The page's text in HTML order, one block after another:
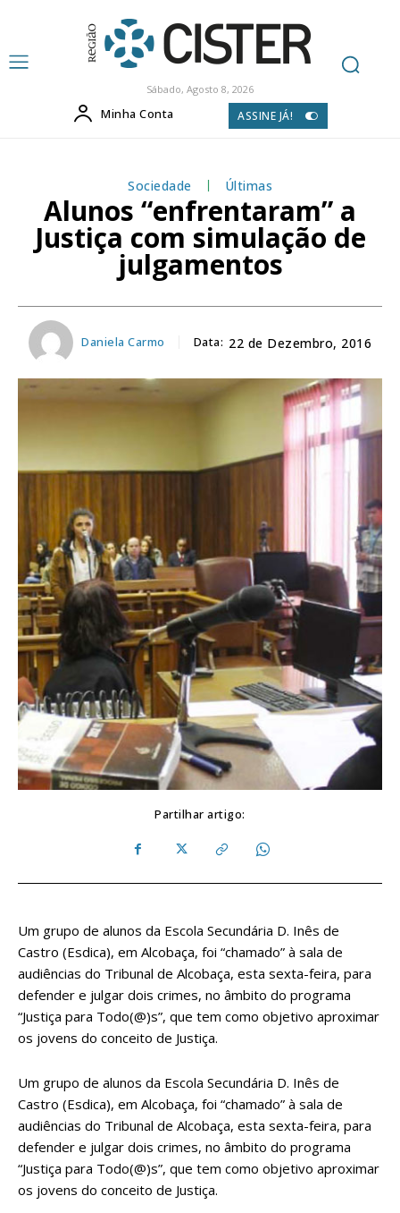
Sábado, Agosto 8, 2026
Minha Conta ASSINE JÁ!
Sociedade Últimas
Alunos “enfrentaram” a
Justiça com simulação de
julgamentos
Daniela Carmo Data: 22 de Dezembro, 2016
Partilhar artigo:
Um grupo de alunos da Escola Secundária D. Inês de
Castro (Esdica), em Alcobaça, foi “chamado” à sala de
audiências do Tribunal de Alcobaça, esta sexta-feira, para
defender e julgar dois crimes, no âmbito do programa
“Justiça para Todo(@)s”, que tem como objetivo aproximar
os jovens do conceito de Justiça.
Um grupo de alunos da Escola Secundária D. Inês de
Castro (Esdica), em Alcobaça, foi “chamado” à sala de
audiências do Tribunal de Alcobaça, esta sexta-feira, para
defender e julgar dois crimes, no âmbito do programa
“Justiça para Todo(@)s”, que tem como objetivo aproximar
os jovens do conceito de Justiça.